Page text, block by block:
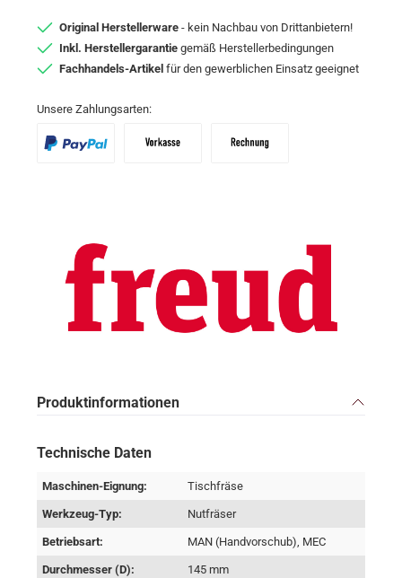
Original Herstellerware - kein Nachbau von Drittanbietern!
Inkl. Herstellergarantie gemäß Herstellerbedingungen
Fachhandels-Artikel für den gewerblichen Einsatz geeignet
Unsere Zahlungsarten:
Produktinformationen
Technische Daten
Maschinen-Eignung: Tischfräse
Werkzeug-Typ: Nutfräser
Betriebsart: MAN (Handvorschub), MEC
Durchmesser (D): 145 mm